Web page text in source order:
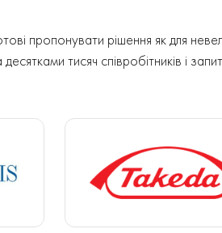
пропонувати рішення як для
тисяч співробітників і